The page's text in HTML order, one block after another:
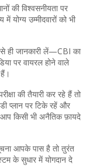
की विश्वसनीयता पर
योग्य उम्मीदवारों को भी
ही जानकारी लें—CBI का
पर वायरल होने वाले
की तैयारी कर रहे हैं तो
प्लान पर टिके रहें और
किसी भी अनैतिक फ़ायदे
आपके पास है तो तुरंत
के सुधार में योगदान दे